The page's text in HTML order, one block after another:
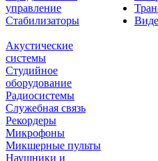
управление
Стабилизаторы
Акустические
системы
Студийное
оборудование
Радиосистемы
Служебная связь
Рекордеры
Микрофоны
Микшерные пульты
Наушники и